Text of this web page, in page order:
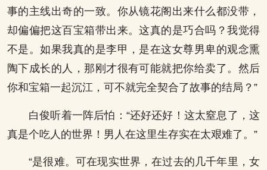
事的主线出奇的一致。你从镜花阁出来什么都没带，
却偏偏把这百宝箱带出来。这真的是巧合吗？我觉得
不是。如果我真的是李甲，是在这女尊男卑的观念熏
陶下成长的人，那刚才很有可能就把你给卖了。然后
你和宝箱一起沉江，可不就完全契合了故事的结局？”
白俊听着一阵后怕：“还好还好！这太窒息了，这
真是个吃人的世界！男人在这里生存实在太艰难了。”
“是很难。可在现实世界，在过去的几千年里，女